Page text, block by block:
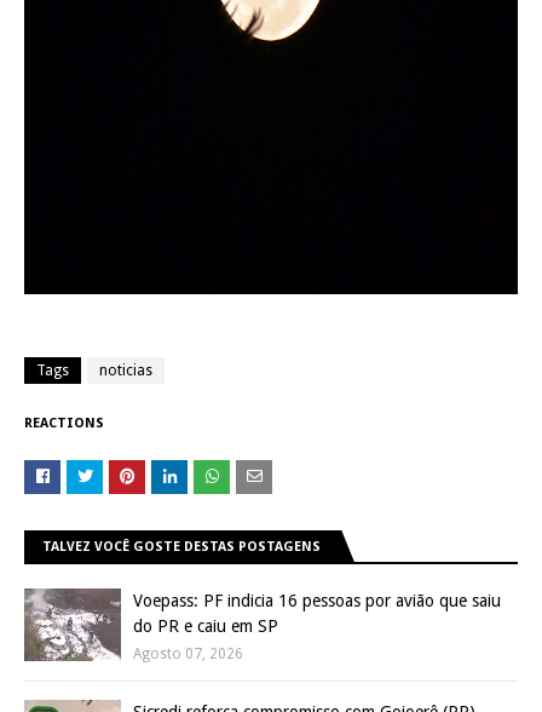
Tags noticias
REACTIONS
TALVEZ VOCÊ GOSTE DESTAS POSTAGENS
Voepass: PF indicia 16 pessoas por avião que saiu
do PR e caiu em SP
Agosto 07, 2026